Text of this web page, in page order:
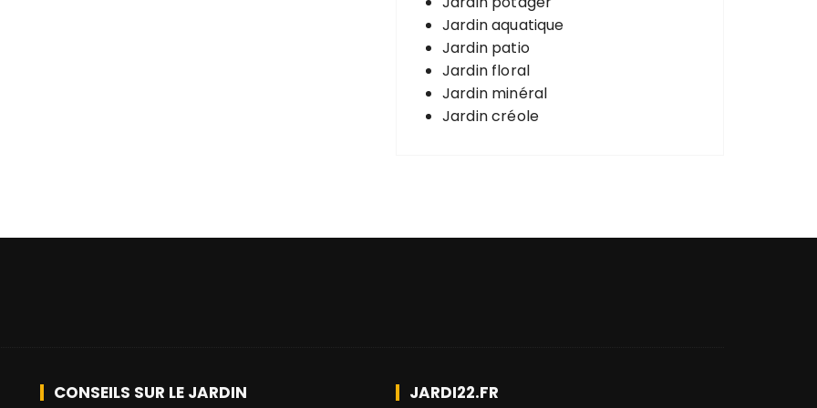
Jardin aquatique
Jardin patio
Jardin floral
Jardin minéral
Jardin créole
CONSEILS SUR LE JARDIN JARDI22.FR